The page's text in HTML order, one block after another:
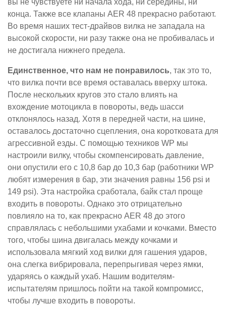
конца. Также все клапаны AER 48 прекрасно работают.
Во время наших тест-драйвов вилка не западала на
высокой скорости, ни разу также она не пробивалась и
не достигала нижнего предела.
Единственное, что нам не понравилось, так это то,
что вилка почти все время оставалась вверху штока.
После нескольких кругов это стало влиять на
вхождение мотоцикла в повороты, ведь шасси
отклонялось назад. Хотя в передней части, на шине,
оставалось достаточно сцепления, она коротковата для
агрессивной езды. С помощью техников WP мы
настроили вилку, чтобы скомпенсировать давление,
они опустили его с 10,8 бар до 10,3 бар (работники WP
любят измерения в бар, эти значения равны 156 psi и
149 psi). Эта настройка сработала, байк стал проще
входить в повороты. Однако это отрицательно
повлияло на то, как прекрасно AER 48 до этого
справлялась с небольшими ухабами и кочками. Вместо
того, чтобы шина двигалась между кочками и
использовала мягкий ход вилки для гашения ударов,
она слегка вибрировала, перепрыгивая через ямки,
ударяясь о каждый ухаб. Нашим водителям-
испытателям пришлось пойти на такой компромисс,
чтобы лучше входить в повороты.